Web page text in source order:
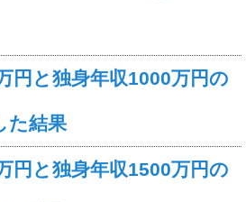
円と独身年収1000万円の
た結果
円と独身年収1500万円の